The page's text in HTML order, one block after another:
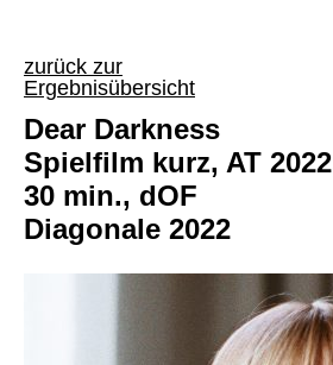
zurück zur
Ergebnisübersicht
Dear Darkness
Spielfilm kurz, AT
30 min., dOF
Diagonale 2022